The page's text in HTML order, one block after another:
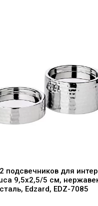
подсвечников для
9,5х2,5/5 см,
сталь, Edzard, EDZ-7085